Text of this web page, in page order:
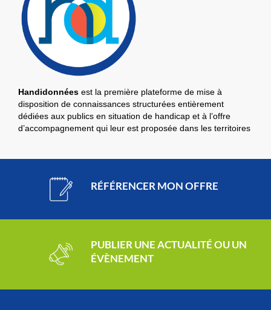
Handidonnées est la première plateforme de mise à
disposition de connaissances structurées entièrement
dédiées aux publics en situation de handicap et à l’offre
d’accompagnement qui leur est proposée dans les territoires
RÉFÉRENCER MON OFFRE
PUBLIER UNE ACTUALITÉ OU UN
ÉVÈNEMENT